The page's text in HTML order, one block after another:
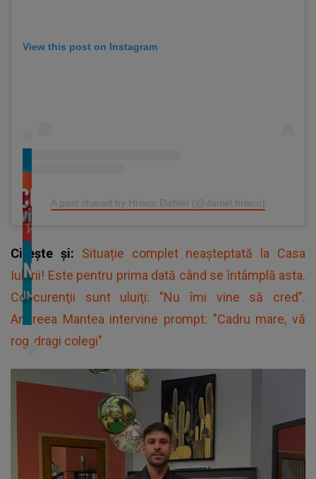
View this post on Instagram
A post shared by Hriscu DaNiel (@daniel.hriscu)
Citește și: Situație complet neașteptată la Casa
Iubirii! Este pentru prima dată când se întâmplă asta.
Concurenţii sunt uluiţi: "Nu îmi vine să cred".
Andreea Mantea intervine prompt: "Cadru mare, vă
rog, dragi colegi"